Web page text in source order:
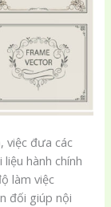
việc đưa các
hành chính
làm việc
đối giúp nội